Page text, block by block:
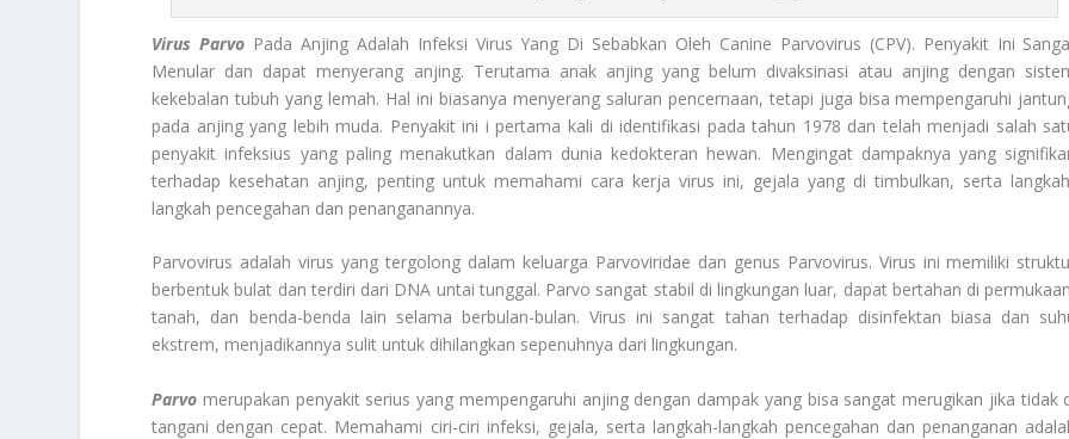
Virus Parvo Pada Anjing Adalah Infeksi Virus Yang Di Sebabkan Oleh Canine Parvovirus (CPV). Penyakit Ini
Menular dan dapat menyerang anjing. Terutama anak anjing yang belum divaksinasi atau anjing dengan
kekebalan tubuh yang lemah. Hal ini biasanya menyerang saluran pencernaan, tetapi juga bisa mempengaruhi
pada anjing yang lebih muda. Penyakit ini i pertama kali di identifikasi pada tahun 1978 dan telah menjadi salah
penyakit infeksius yang paling menakutkan dalam dunia kedokteran hewan. Mengingat dampaknya yang
terhadap kesehatan anjing, penting untuk memahami cara kerja virus ini, gejala yang di timbulkan, serta
langkah pencegahan dan penanganannya.
Parvovirus adalah virus yang tergolong dalam keluarga Parvoviridae dan genus Parvovirus. Virus ini memiliki
berbentuk bulat dan terdiri dari DNA untai tunggal. Parvo sangat stabil di lingkungan luar, dapat bertahan di
tanah, dan benda-benda lain selama berbulan-bulan. Virus ini sangat tahan terhadap disinfektan biasa dan
ekstrem, menjadikannya sulit untuk dihilangkan sepenuhnya dari lingkungan.
Parvo merupakan penyakit serius yang mempengaruhi anjing dengan dampak yang bisa sangat merugikan jika tidak
tangani dengan cepat. Memahami ciri-ciri infeksi, gejala, serta langkah-langkah pencegahan dan penanganan